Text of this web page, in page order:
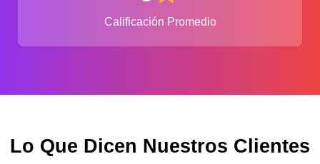
Calificación Promedio
Lo Que Dicen Nuestros Clientes